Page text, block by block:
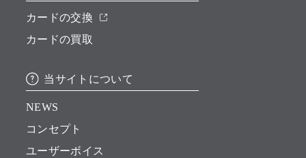
カードの交換
カードの買取
当サイトについて
NEWS
コンセプト
ユーザーボイス